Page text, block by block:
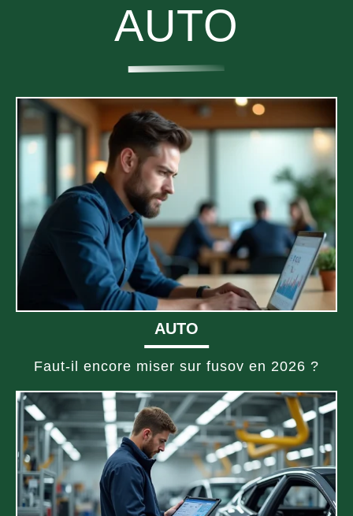
AUTO
AUTO
Faut-il encore miser sur fusov en 2026 ?